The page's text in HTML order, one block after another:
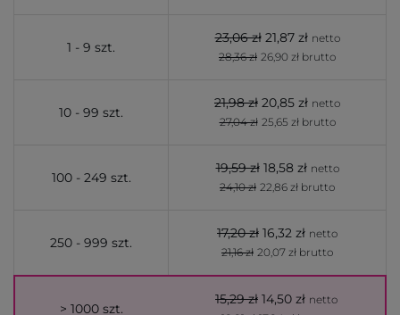
1 - 9 szt.
23,06 zł 21,87 zł netto
28,36 zł 26,90 zł brutto
10 - 99 szt.
21,98 zł 20,85 zł netto
27,04 zł 25,65 zł brutto
100 - 249 szt.
19,59 zł 18,58 zł netto
24,10 zł 22,86 zł brutto
250 - 999 szt.
17,20 zł 16,32 zł netto
21,16 zł 20,07 zł brutto
> 1000 szt.
15,29 zł 14,50 zł netto